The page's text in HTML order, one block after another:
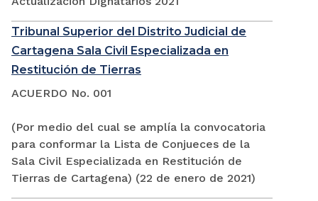
Tribunal Superior del Distrito Judicial de
Cartagena Sala Civil Especializada en
Restitución de Tierras
ACUERDO No. 001
(Por medio del cual se amplía la convocatoria
para conformar la Lista de Conjueces de la
Sala Civil Especializada en Restitución de
Tierras de Cartagena) (22 de enero de 2021)